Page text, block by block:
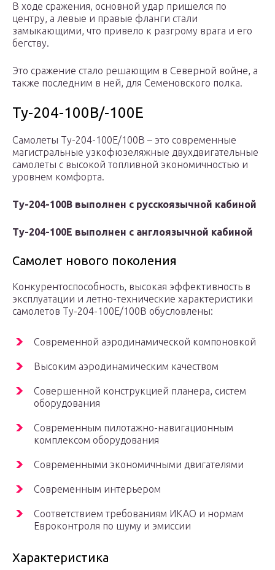
В ходе сражения, основной удар пришелся по
центру, а левые и правые фланги стали
замыкающими, что привело к разгрому врага и его
бегству.
Это сражение стало решающим в Северной войне, а
также последним в ней, для Семеновского полка.
Ту-204-100В/-100Е
Самолеты Ту-204-100Е/100В – это современные
магистральные узкофюзеляжные двухдвигательные
самолеты с высокой топливной экономичностью и
уровнем комфорта.
Ту-204-100В выполнен с русскоязычной кабиной
Ту-204-100Е выполнен с англоязычной кабиной
Самолет нового поколения
Конкурентоспособность, высокая эффективность в
эксплуатации и летно-технические характеристики
самолетов Ту-204-100Е/100В обусловлены:
Современной аэродинамической компоновкой
Высоким аэродинамическим качеством
Совершенной конструкцией планера, систем
оборудования
Современным пилотажно-навигационным
комплексом оборудования
Современными экономичными двигателями
Современным интерьером
Соответствием требованиям ИКАО и нормам
Евроконтроля по шуму и эмиссии
Характеристика